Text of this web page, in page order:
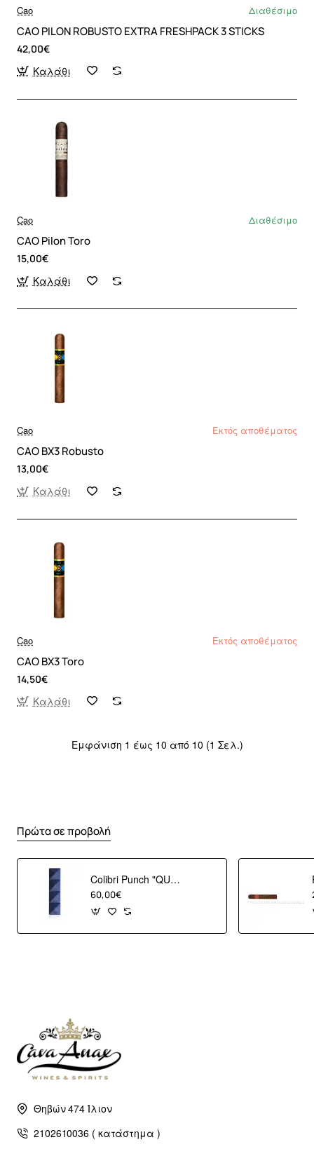
Cao Διαθέσιμο
CAO PILON ROBUSTO EXTRA FRESHPACK 3 STICKS
42,00€
Καλάθι
Cao Διαθέσιμο
CAO Pilon Toro
15,00€
Καλάθι
Cao Εκτός αποθέματος
CAO BX3 Robusto
13,00€
Καλάθι
Cao Εκτός αποθέματος
CAO BX3 Toro
14,50€
Καλάθι
Εμφάνιση 1 έως 10 από 10 (1 Σελ.)
Πρώτα σε προβολή
Colibri Punch "QUASAR" Blue
60,00€
Θηβών 474 Ίλιον
2102610036 ( κατάστημα )